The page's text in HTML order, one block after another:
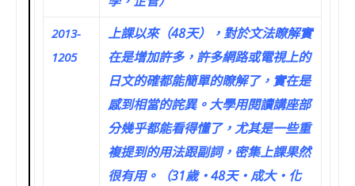
2013-
1205
上課以來（48天），對於文法瞭解實
在是增加許多，許多網路或電視上的
日文的確都能簡單的瞭解了，實在是
感到相當的詫異。大學用閱讀講座部
分幾乎都能看得懂了，尤其是一些重
複提到的用法跟副詞，密集上課果然
很有用。（31歲‧48天‧成大‧化